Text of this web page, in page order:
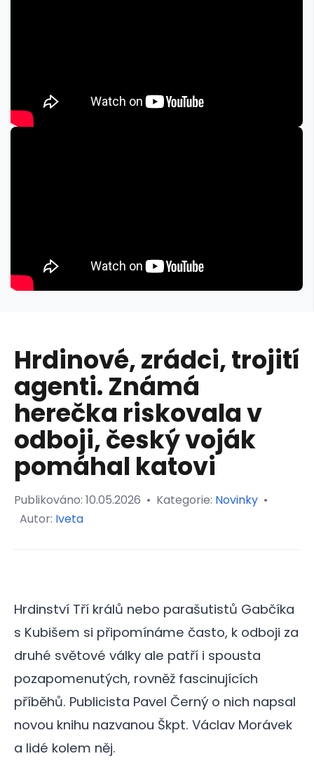
Hrdinové, zrádci, trojití
agenti. Známá
herečka riskovala v
odboji, český voják
pomáhal katovi
Publikováno: 10.05.2026 • Kategorie: Novinky •
Autor: Iveta
Hrdinství Tří králů nebo parašutistů Gabčíka
s Kubišem si připomínáme často, k odboji za
druhé světové války ale patří i spousta
pozapomenutých, rovněž fascinujících
příběhů. Publicista Pavel Černý o nich napsal
novou knihu nazvanou Škpt. Václav Morávek
a lidé kolem něj.